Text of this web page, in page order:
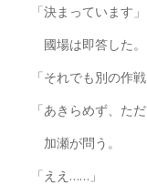
「決まっています」
國場は即答した。
「それでも別の作
「あきらめず、た
加瀬が問う。
「ええ……」